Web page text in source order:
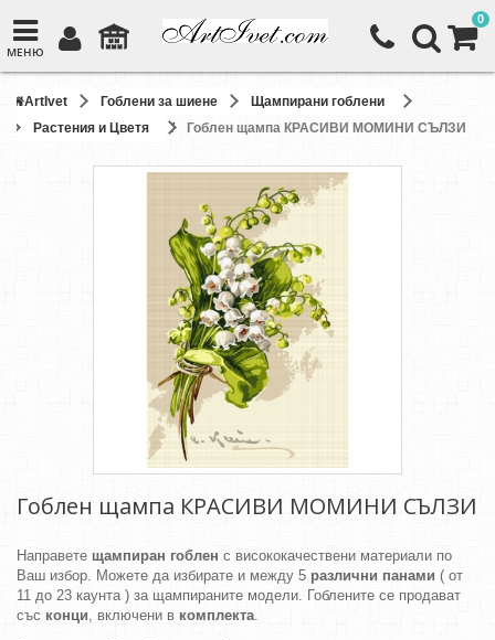
МЕНЮ
0
ArtIvet Гоблени за шиене
Щампирани гоблени
Растения и Цветя
Гоблен щампа КРАСИВИ МОМИНИ СЪЛЗИ
Гоблен щампа КРАСИВИ МОМИНИ СЪЛЗИ
Направете щампиран гоблен с висококачествени материали по
Ваш избор. Можете да избирате и между 5 различни панами ( от
11 до 23 каунта ) за щампираните модели. Гоблените се продават
със конци, включени в комплекта.